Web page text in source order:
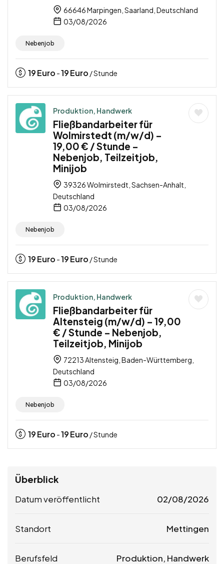
66646 Marpingen, Saarland, Deutschland
03/08/2026
Nebenjob
19Euro -19Euro / Stunde
Produktion, Handwerk
Fließbandarbeiter für
Wolmirstedt (m/w/d) –
19,00 € / Stunde –
Nebenjob, Teilzeitjob,
Minijob
39326 Wolmirstedt, Sachsen-Anhalt,
Deutschland
03/08/2026
Nebenjob
19Euro -19Euro / Stunde
Produktion, Handwerk
Fließbandarbeiter für
Altensteig (m/w/d) – 19,00
€ / Stunde – Nebenjob,
Teilzeitjob, Minijob
72213 Altensteig, Baden-Württemberg,
Deutschland
03/08/2026
Nebenjob
19Euro -19Euro / Stunde
Überblick
Datum veröffentlicht 02/08/2026
Standort Mettingen
Berufsfeld Produktion, Handwerk